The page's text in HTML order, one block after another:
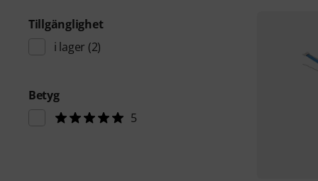
Tillgänglighet
i lager (2)
Betyg
5